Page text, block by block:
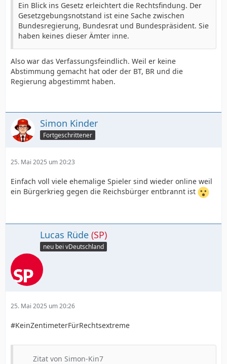
Ein Blick ins Gesetz erleichtert die Rechtsfindung. Der
Gesetzgebungsnotstand ist eine Sache zwischen
Bundesregierung, Bundesrat und Bundespräsident. Sie
haben keines dieser Ämter inne.
Also war das Verfassungsfeindlich. Weil er keine
Abstimmung gemacht hat oder der BT, BR und die
Regierung abgestimmt haben.
Simon Kinder
Fortgeschrittener
25. Mai 2025 um 20:23
Einfach voll viele ehemalige Spieler sind wieder online weil
ein Bürgerkrieg gegen die Reichsbürger entbrannt ist
Lucas Rüde (SP)
neu bei vDeutschland
25. Mai 2025 um 20:26
#KeinZentimeterFürRechtsextreme
Zitat von Simon-Kin7